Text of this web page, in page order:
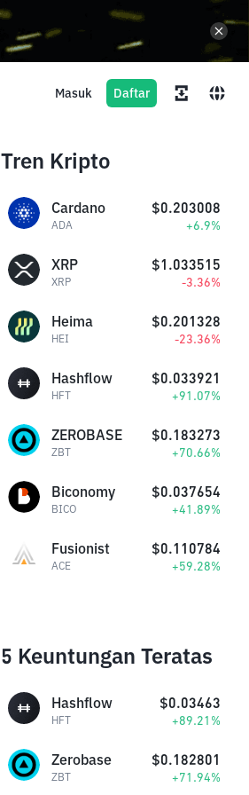
Masuk Daftar
Tren Kripto
Cardano
ADA
$0.203008
+6.9%
XRP
XRP
$1.033515
-3.36%
Heima
HEI
$0.201328
-23.36%
Hashflow
HFT
$0.033921
+91.07%
ZEROBASE
ZBT
$0.183273
+70.66%
Biconomy
BICO
$0.037654
+41.89%
Fusionist
ACE
$0.110784
+59.28%
5 Keuntungan Teratas
Hashflow
HFT
$0.03463
+89.21%
Zerobase
ZBT
$0.182801
+71.94%